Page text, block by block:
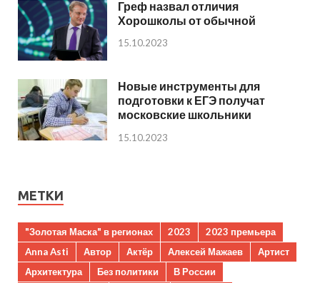
Греф назвал отличия
Хорошколы от обычной
15.10.2023
Новые инструменты для
подготовки к ЕГЭ получат
московские школьники
15.10.2023
МЕТКИ
"Золотая Маска" в регионах 2023
2023 премьера
Anna Asti
Автор Актёр Алексей Мажаев
Артист
Архитектура
Без политики
В России